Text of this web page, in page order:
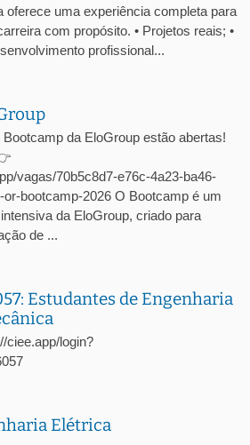
oferece uma experiência completa para
com propósito. • Projetos reais; •
profissional...
da EloGroup estão abertas!
vagas/70b5c8d7-e76c-4a23-ba46-
or-bootcamp-2026 O Bootcamp é um
da EloGroup, criado para
de ...
Estudantes de Engenharia
ciee.app/login?
Elétrica